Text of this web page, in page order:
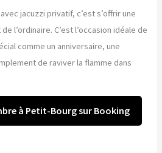
jacuzzi privatif, c’est s’offrir une
l’ordinaire. C’est l’occasion idéale de
comme un anniversaire, une
de raviver la flamme dans
à Petit-Bourg sur Booking